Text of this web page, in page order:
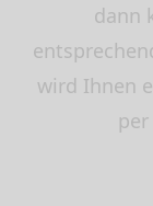
dann
wird Ihnen